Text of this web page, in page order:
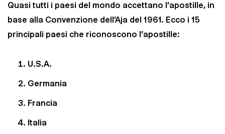
Quasi tutti i paesi del mondo accettano l'apostille, in
base alla Convenzione dell'Aja del 1961. Ecco i 15
principali paesi che riconoscono l'apostille:
U.S.A.
Germania
Francia
Italia